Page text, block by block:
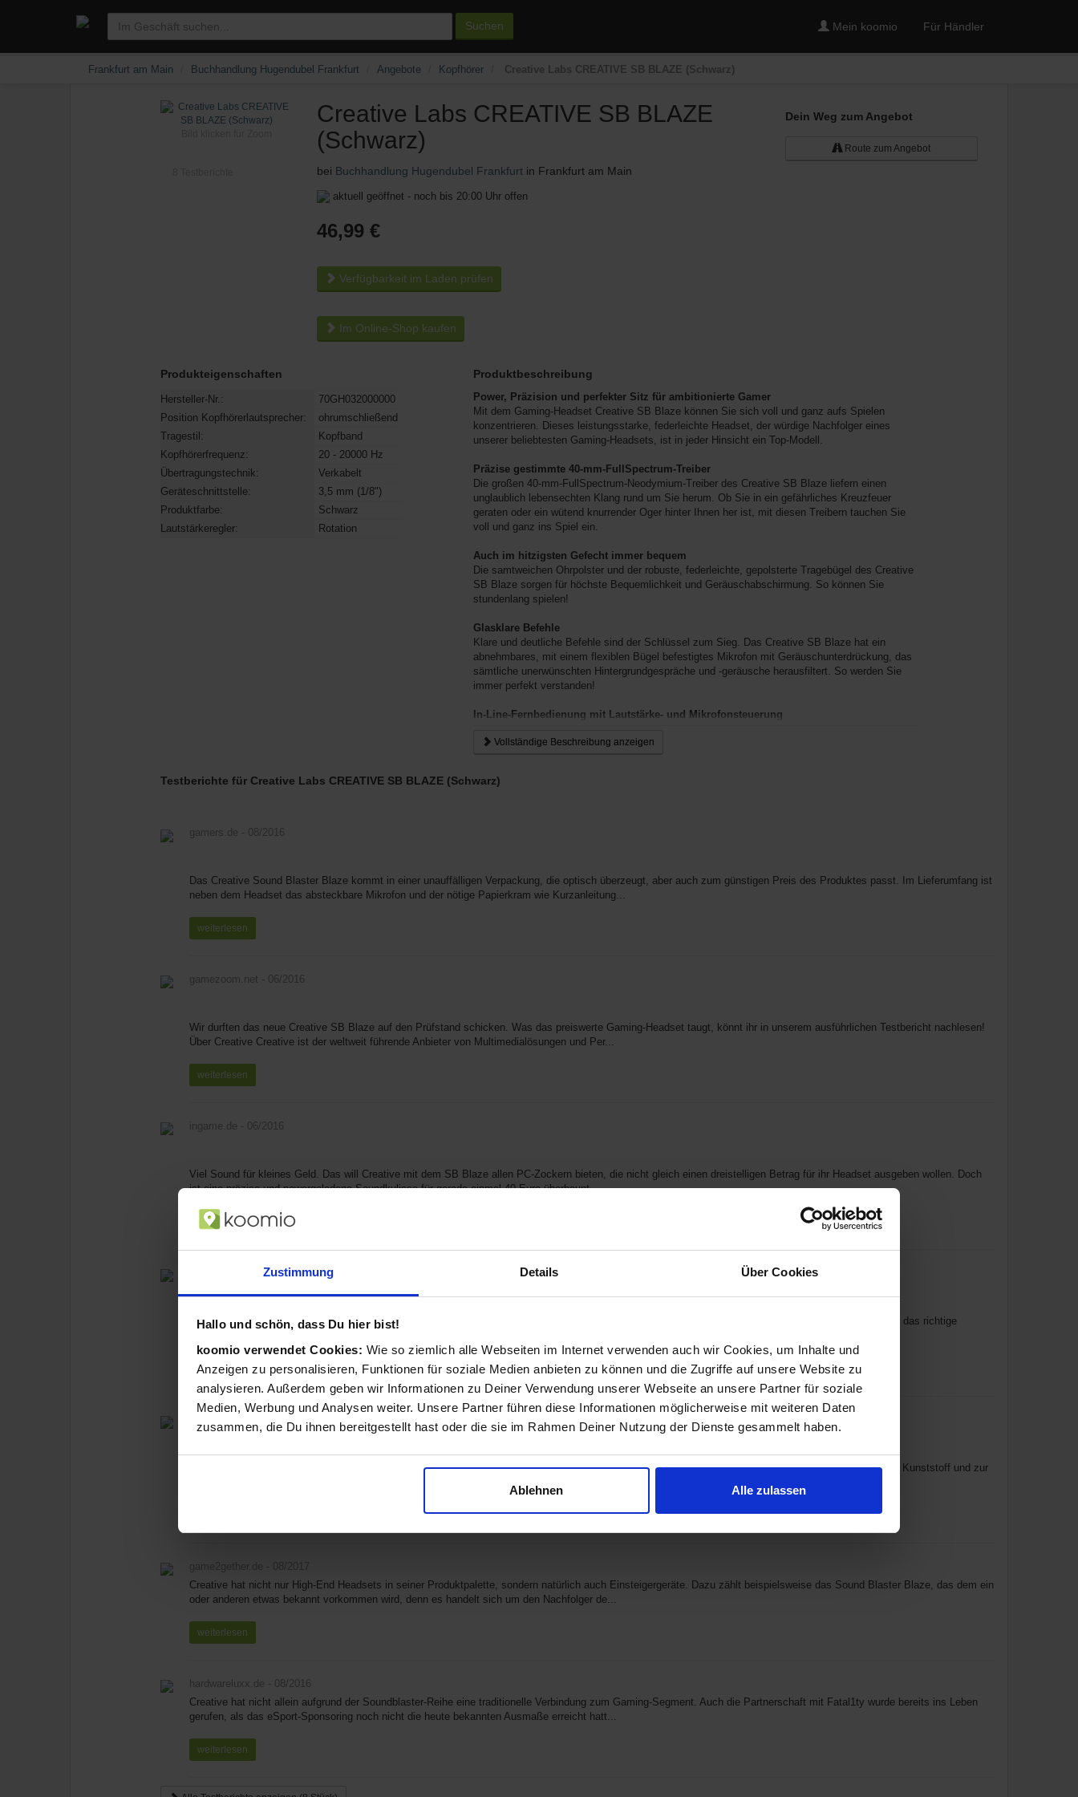
Zustimmung Details Über Cookies
Hallo und schön, dass Du hier bist!
koomio verwendet Cookies: Wie so ziemlich alle Webseiten im Internet verwenden auch wir Cookies, um Inhalte und
Anzeigen zu personalisieren, Funktionen für soziale Medien anbieten zu können und die Zugriffe auf unsere Website zu
analysieren. Außerdem geben wir Informationen zu Deiner Verwendung unserer Webseite an unsere Partner für soziale
Medien, Werbung und Analysen weiter. Unsere Partner führen diese Informationen möglicherweise mit weiteren Daten
zusammen, die Du ihnen bereitgestellt hast oder die sie im Rahmen Deiner Nutzung der Dienste gesammelt haben.
Ablehnen Alle zulassen
Suchen Mein koomio Für Händler
Frankfurt am Main Buchhandlung Hugendubel Frankfurt Angebote Kopfhörer Creative Labs CREATIVE SB BLAZE (Schwarz)
Creative Labs CREATIVE SB BLAZE
(Schwarz)
bei Buchhandlung Hugendubel Frankfurtin Frankfurt am Main
aktuell geöffnet - noch bis 20:00 Uhr offen
46,99 €
Verfügbarkeit im Laden prüfen
Im Online-Shop kaufen
Dein Weg zum Angebot
Route zum Angebot
Produkteigenschaften
Hersteller-Nr.:
70GH032000000
Position Kopfhörerlautsprecher:
ohrumschließend
Tragestil:
Kopfband
Kopfhörerfrequenz:
20 - 20000 Hz
Übertragungstechnik:
Verkabelt
Geräteschnittstelle:
3,5 mm (1/8")
Produktfarbe:
Schwarz
Lautstärkeregler:
Rotation
Produktbeschreibung
Power, Präzision und perfekter Sitz für ambitionierte Gamer
Mit dem Gaming-Headset Creative SB Blaze können Sie sich voll und ganz aufs Spielen
konzentrieren. Dieses leistungsstarke, federleichte Headset, der würdige Nachfolger eines
unserer beliebtesten Gaming-Headsets, ist in jeder Hinsicht ein Top-Modell.
Präzise gestimmte 40-mm-FullSpectrum-Treiber
Die großen 40-mm-FullSpectrum-Neodymium-Treiber des Creative SB Blaze liefern einen
unglaublich lebensechten Klang rund um Sie herum. Ob Sie in ein gefährliches Kreuzfeuer
geraten oder ein wütend knurrender Oger hinter Ihnen her ist, mit diesen Treibern tauchen Sie
voll und ganz ins Spiel ein.
Auch im hitzigsten Gefecht immer bequem
Die samtweichen Ohrpolster und der robuste, federleichte, gepolsterte Tragebügel des Creative
SB Blaze sorgen für höchste Bequemlichkeit und Geräuschabschirmung. So können Sie
stundenlang spielen!
Glasklare Befehle
Klare und deutliche Befehle sind der Schlüssel zum Sieg. Das Creative SB Blaze hat ein
abnehmbares, mit einem flexiblen Bügel befestigtes Mikrofon mit Geräuschunterdrückung, das
sämtliche unerwünschten Hintergrundgespräche und -geräusche herausfiltert. So werden Sie
immer perfekt verstanden!
In-Line-Fernbedienung mit Lautstärke- und Mikrofonsteuerung
jeder Situation haben Sie alle benötigten Steuerfunktionen in Fingerreichweite.
Vollständige Beschreibung anzeigen
Testberichte für Creative Labs CREATIVE SB BLAZE (Schwarz)
gamers.de - 08/2016
Das Creative Sound Blaster Blaze kommt in einer unauffälligen Verpackung, die optisch überzeugt, aber auch zum günstigen Preis des Produktes passt. Im Lieferumfang ist
neben dem Headset das absteckbare Mikrofon und der nötige Papierkram wie Kurzanleitung...
weiterlesen
gamezoom.net - 06/2016
Wir durften das neue Creative SB Blaze auf den Prüfstand schicken. Was das preiswerte Gaming-Headset taugt, könnt ihr in unserem ausführlichen Testbericht nachlesen!
Über Creative Creative ist der weltweit führende Anbieter von Multimedialösungen und Per...
weiterlesen
ingame.de - 06/2016
Viel Sound für kleines Geld. Das will Creative mit dem SB Blaze allen PC-Zockern bieten, die nicht gleich einen dreistelligen Betrag für ihr Headset ausgeben wollen. Doch
ist eine präzise und powergeladene Soundkulisse für gerade einmal 40 Euro überhaupt...
weiterlesen
mod-your-case.de- 09/2016
Mit dem Sound Blaster Blaze haben wir heute ein günstiges Gaming-Headset von Creative im Test, welches durch das gebotene Preisleistungsverhältnis das richtige
weiterlesen
- 04/2017
Frequenzumfang des HeadsetsSchnittstelleMikrofonPackungsinhaltDas Creative Sound Blaster Blaze findet seinen Platz zur Hälfte hinter transparentem Kunststoff und zur
- 08/2017
Creative hat nicht nur High-End Headsets in seiner Produktpalette, sondern natürlich auch Einsteigergeräte. Dazu zählt beispielsweise das Sound Blaster Blaze, das dem ein
oder anderen etwas bekannt vorkommen wird, denn es handelt sich um den Nachfolger de...
weiterlesen
hardwareluxx.de - 08/2016
Creative hat nicht allein aufgrund der Soundblaster-Reihe eine traditionelle Verbindung zum Gaming-Segment. Auch die Partnerschaft mit Fatal1ty wurde bereits ins Leben
gerufen, als das eSport-Sponsoring noch nicht die heute bekannten Ausmaße erreicht hatt...
weiterlesen